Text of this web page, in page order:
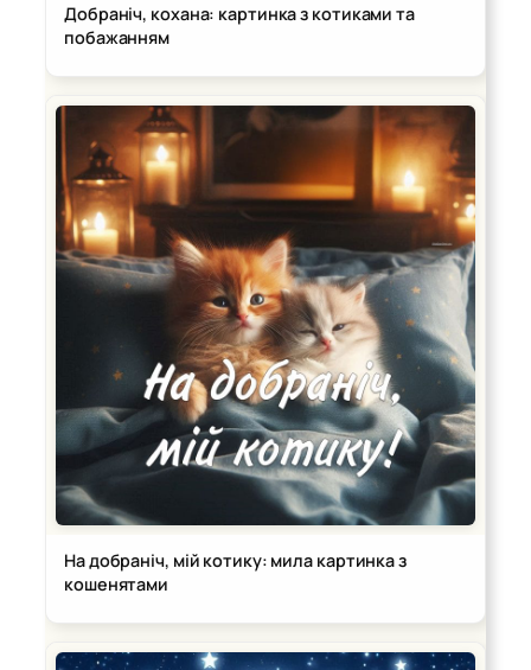
Добраніч, кохана: картинка з котиками та
побажанням
На добраніч, мій котику: мила картинка з
кошенятами